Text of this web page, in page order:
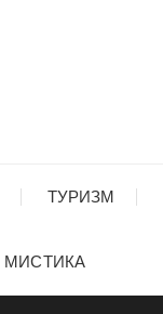
ТУРИЗМ
МИСТИКА